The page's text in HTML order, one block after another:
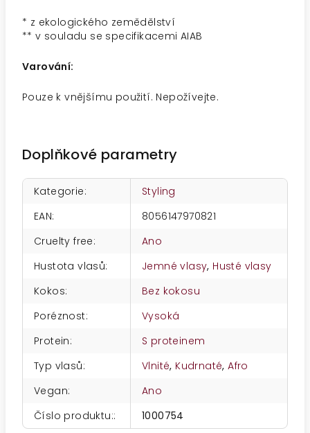
* z ekologického zemědělství
** v souladu se specifikacemi AIAB
Varování:
Pouze k vnějšímu použití. Nepožívejte.
Doplňkové parametry
Kategorie:
Styling
EAN:
8056147970821
Cruelty free:
Ano
Hustota vlasů: Jemné vlasy, Husté vlasy
Kokos:
Bez kokosu
Poréznost:
Vysoká
Protein:
S proteinem
Typ vlasů: Vlnité, Kudrnaté,Afro
Vegan:
Ano
Číslo produktu:: 1000754